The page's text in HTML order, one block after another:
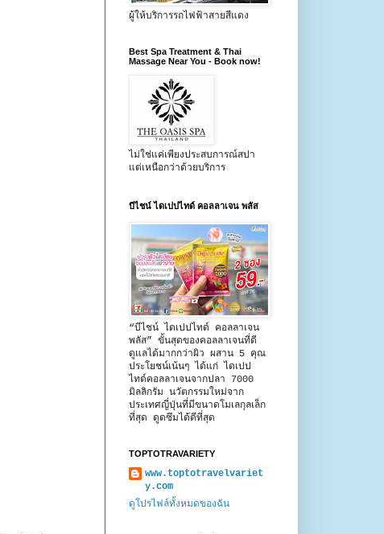
ผู้ให้บริการรถไฟฟ้าสายสีแดง
Best Spa Treatment & Thai
Massage Near You - Book now!
ไม่ใช่แค่เพียงประสบการณ์สปา
แต่เหนือกว่าด้วยบริการ
บีไชน์ ไดเปปไทด์ คอลลาเจน พลัส
“บีไชน์ ไดเปปไทด์ คอลลาเจน
พลัส” ขั้นสุดของคอลลาเจนที่ดี
ดูแลได้มากกว่าผิว ผสาน 5 คุณ
ประโยชน์เน้นๆ ได้แก่ ไดเปป
ไทด์คอลลาเจนจากปลา 7000
มิลลิกรัม นวัตกรรมใหม่จาก
ประเทศญี่ปุ่นที่มีขนาดโมเลกุลเล็ก
ที่สุด ดูดซึมได้ดีที่สุด
TOPTOTRAVARIETY
www.toptotravelvariet
y.com
ดูโปรไฟล์ทั้งหมดของฉัน